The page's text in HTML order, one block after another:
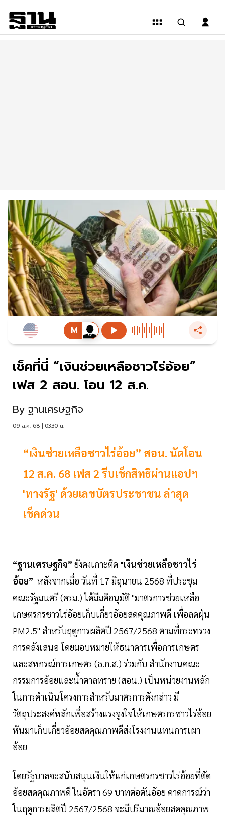
เช็คที่นี่ “เงินช่วยเหลือชาวไร่อ้อย”
เฟส 2 สอน. โอน 12 ส.ค.
By ฐานเศรษฐกิจ
09 ส.ค. 68 | 03:30 น.
“เงินช่วยเหลือชาวไร่อ้อย” สอน. นัดโอน
12 ส.ค. 68 เฟส 2 รีบเช็กสิทธิผ่านแอปฯ
'ทางรัฐ' ด้วยเลขบัตรประชาชน ล่าสุด
เช็คด่วน
“ฐานเศรษฐกิจ” ยังคงเกาะติด "เงินช่วยเหลือชาวไร่
อ้อย” หลังจากเมื่อ วันที่ 17 มิถุนายน 2568 ที่ประชุม
คณะรัฐมนตรี (ครม.) ได้มีมติอนุมัติ "มาตรการช่วยเหลือ
เกษตรกรชาวไร่อ้อยเก็บเกี่ยวอ้อยสดคุณภาพดี เพื่อลดฝุ่น
PM2.5" สำหรับฤดูการผลิตปี 2567/2568 ตามที่กระทรวง
การคลังเสนอ โดยมอบหมายให้ธนาคารเพื่อการเกษตร
และสหกรณ์การเกษตร (ธ.ก.ส.) ร่วมกับ สำนักงานคณะ
กรรมการอ้อยและน้ำตาลทราย (สอน.) เป็นหน่วยงานหลัก
ในการดำเนินโครงการสำหรับมาตรการดังกล่าว มี
วัตถุประสงค์หลักเพื่อสร้างแรงจูงใจให้เกษตรกรชาวไร่อ้อย
หันมาเก็บเกี่ยวอ้อยสดคุณภาพดีส่งโรงงานแทนการเผา
อ้อย
โดยรัฐบาลจะสนับสนุนเงินให้แก่เกษตรกรชาวไร่อ้อยที่ตัด
อ้อยสดคุณภาพดี ในอัตรา 69 บาทต่อตันอ้อย คาดการณ์ว่า
ในฤดูการผลิตปี 2567/2568 จะมีปริมาณอ้อยสดคุณภาพ